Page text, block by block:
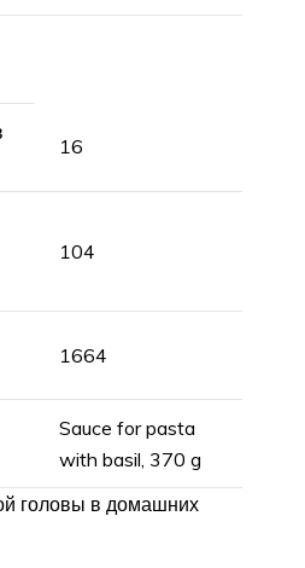
16
104
1664
Sauce for pasta
with basil, 370 g
головы в домашних